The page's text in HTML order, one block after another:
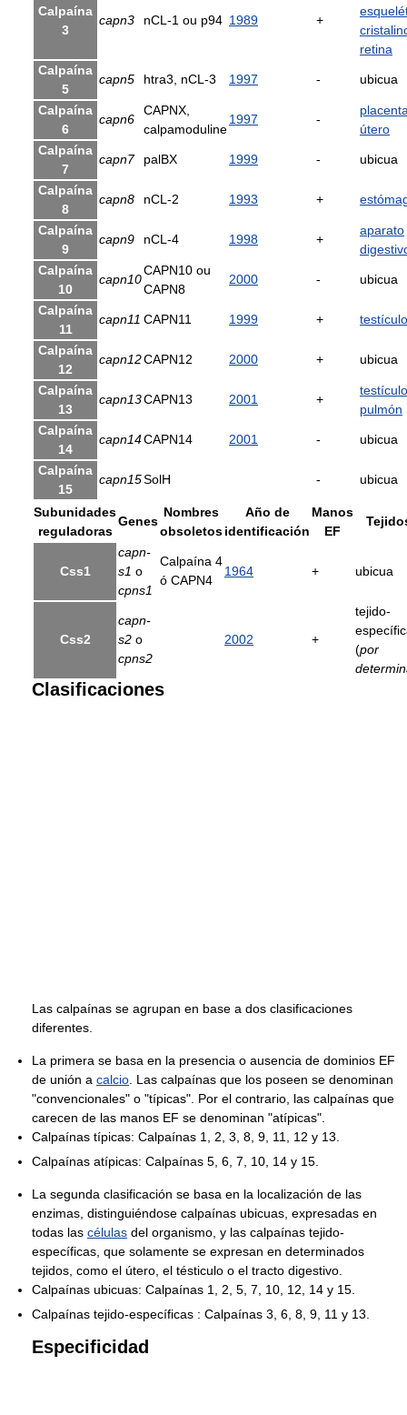
Calpaína
3
capn3 nCL-1 ou p94 1989 +
retina
Calpaína
5
capn5 htra3, nCL-3 1997 - ubicua
Calpaína
6
capn6
CAPNX,
calpamoduline
1997 -
útero
Calpaína
7
capn7 palBX 1999 - ubicua
Calpaína
8
capn8 nCL-2 1993 +
Calpaína
9
capn9 nCL-4 1998 +
aparato
Calpaína
10
capn10
CAPN10 ou
CAPN8
2000 - ubicua
Calpaína
11
capn11 CAPN11 1999 + testículo
Calpaína
12
capn12CAPN12 2000 + ubicua
Calpaína
13
capn13CAPN13 2001 +
testículo
pulmón
Calpaína
14
capn14CAPN14 2001 - ubicua
Calpaína
15
capn15SolH - ubicua
Subunidades
reguladoras
Genes
Nombres
obsoletos
Año de
identificación
Manos
EF
Css1
capn-
s1 o
cpns1
Calpaína 4
ó CAPN4
1964 + ubicua
Css2
capn-
s2 o
cpns2
2002 +
tejido-
(por
Clasificaciones
Las calpaínas se agrupan en base a dos clasificaciones
diferentes.
La primera se basa en la presencia o ausencia de dominios EF
de unión a calcio . Las calpaínas que los poseen se denominan
"convencionales" o "típicas". Por el contrario, las calpaínas que
carecen de las manos EF se denominan "atípicas".
Calpaínas típicas: Calpaínas 1, 2, 3, 8, 9, 11, 12 y 13.
Calpaínas atípicas: Calpaínas 5, 6, 7, 10, 14 y 15.
La segunda clasificación se basa en la localización de las
enzimas, distinguiéndose calpaínas ubicuas, expresadas en
todas las células del organismo, y las calpaínas tejido-
específicas, que solamente se expresan en determinados
tejidos, como el útero, el tésticulo o el tracto digestivo.
Calpaínas ubicuas: Calpaínas 1, 2, 5, 7, 10, 12, 14 y 15.
Calpaínas tejido-específicas : Calpaínas 3, 6, 8, 9, 11 y 13.
Especificidad